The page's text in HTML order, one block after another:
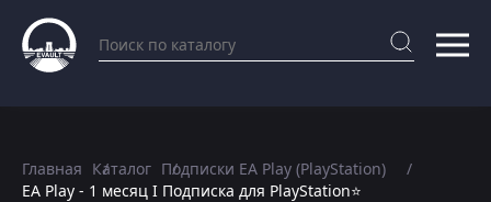
Главная Каталог Подписки EA Play (PlayStation)
EA Play - 1 месяц I Подписка для PlayStation⭐️